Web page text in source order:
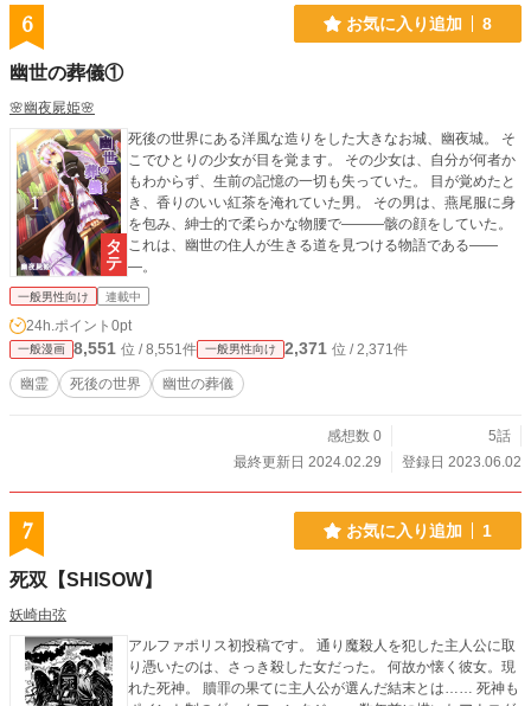
6 お気に入り追加 8
幽世の葬儀①
🌸幽夜屍姫🌸
死後の世界にある洋風な造りをした大きなお城、幽夜城。 そ
こでひとりの少女が目を覚ます。 その少女は、自分が何者か
もわからず、生前の記憶の一切も失っていた。 目が覚めたと
き、香りのいい紅茶を淹れていた男。 その男は、燕尾服に身
を包み、紳士的で柔らかな物腰で―――骸の顔をしていた。
これは、幽世の住人が生きる道を見つける物語である――
―。
一般男性向け 連載中
24h.ポイント 0pt
一般漫画 8,551 位 / 8,551件 一般男性向け 2,371 位 / 2,371件
幽霊 死後の世界 幽世の葬儀
感想数 0
5話
最終更新日 2024.02.29
登録日 2023.06.02
7 お気に入り追加 1
死双【SHISOW】
妖崎由弦
アルファポリス初投稿です。 通り魔殺人を犯した主人公に取
り憑いたのは、さっき殺した女だった。 何故か懐く彼女。現
れた死神。 贖罪の果てに主人公が選んだ結末とは…… 死神も